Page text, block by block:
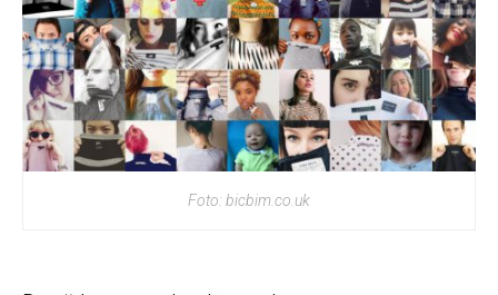
Foto: bicbim.co.uk